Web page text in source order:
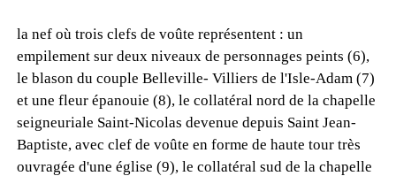
la nef où trois clefs de voûte représentent : un
empilement sur deux niveaux de personnages peints (6),
le blason du couple Belleville- Villiers de l'Isle-Adam (7)
et une fleur épanouie (8), le collatéral nord de la chapelle
seigneuriale Saint-Nicolas devenue depuis Saint Jean-
Baptiste, avec clef de voûte en forme de haute tour très
ouvragée d'une église (9), le collatéral sud de la chapelle